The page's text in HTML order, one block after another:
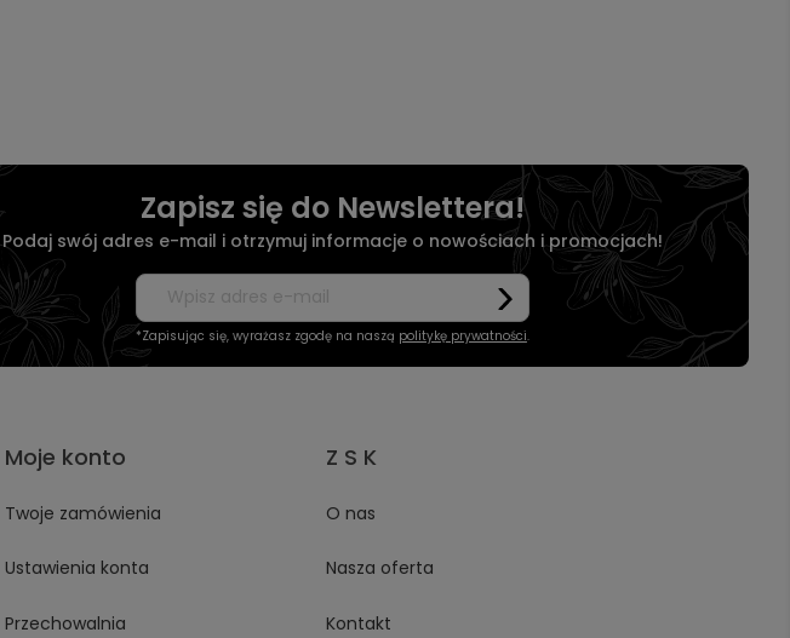
Zapisz się do Newslettera!
Podaj swój adres e-mail i otrzymuj informacje o nowościach i promocjach!
*Zapisując się, wyrażasz zgodę na naszą politykę prywatności.
Moje konto
Twoje zamówienia
Ustawienia konta
Przechowalnia
Z S K
O nas
Nasza oferta
Kontakt